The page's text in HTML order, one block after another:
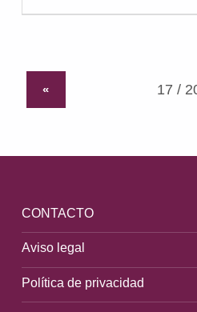
«
CONTACTO
Aviso legal
Política de privacidad